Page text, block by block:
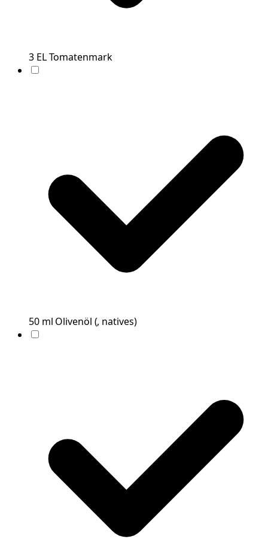
3 ELTomatenmark
50 ml Olivenöl (, natives)